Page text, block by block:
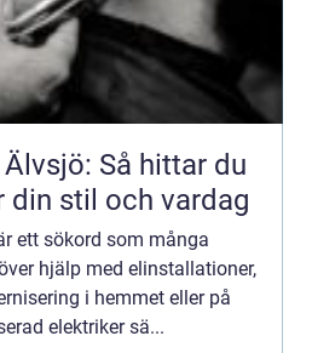
Så hittar du
din stil och vardag
ett sökord som många
hjälp med elinstallationer,
i hemmet eller på
elektriker sä...